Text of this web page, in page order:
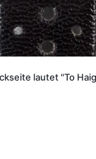
lautet "To